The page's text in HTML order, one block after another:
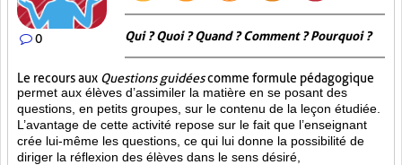
0 Qui ? Quoi ? Quand ? Comment ? Pourquoi ?
Le recours aux Questions guidéescomme formule pédagogique
permet aux élèves d’assimiler la matière en se posant des
questions, en petits groupes, sur le contenu de la leçon étudiée.
L’avantage de cette activité repose sur le fait que l’enseignant
crée lui-même les questions, ce qui lui donne la possibilité de
diriger la réflexion des élèves dans le sens désiré,